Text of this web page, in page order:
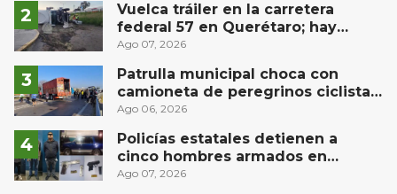
Vuelca tráiler en la carretera
federal 57 en Querétaro; hay
derrame de combustible
Ago 07, 2026
Patrulla municipal choca con
camioneta de peregrinos ciclistas
en la autopista México-Querétaro
Ago 06, 2026
Policías estatales detienen a
cinco hombres armados en
Puebla capital
Ago 07, 2026